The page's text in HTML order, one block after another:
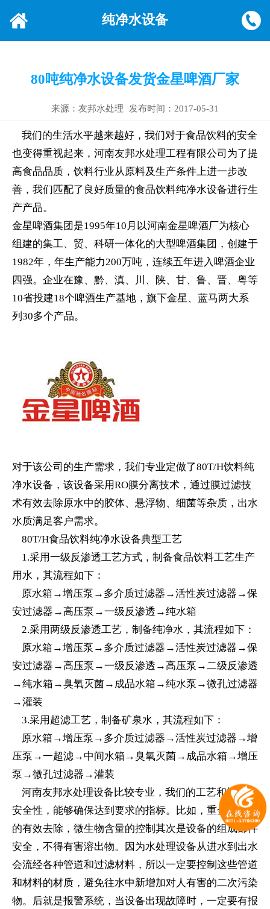
纯净水设备
80吨纯净水设备发货金星啤酒厂家
来源：友邦水处理 发布时间：2017-05-31
我们的生活水平越来越好，我们对于食品饮料的安全
也变得重视起来，河南友邦水处理工程有限公司为了提
高食品品质，饮料行业从原料及生产条件上进一步改
善，我们匹配了良好质量的食品饮料纯净水设备进行生
产产品。
金星啤酒集团是1995年10月以河南金星啤酒厂为核心
组建的集工、贸、科研一体化的大型啤酒集团，创建于
1982年，年生产能力200万吨，连续五年进入啤酒企业
四强。企业在豫、黔、滇、川、陕、甘、鲁、晋、粤等
10省投建18个啤酒生产基地，旗下金星、蓝马两大系
列30多个产品。
对于该公司的生产需求，我们专业定做了80T/H饮料纯
净水设备，该设备采用RO膜分离技术，通过膜过滤技
术有效去除原水中的胶体、悬浮物、细菌等杂质，出水
水质满足客户需求。
80T/H食品饮料纯净水设备典型工艺
1.采用一级反渗透工艺方式，制备食品饮料工艺生产
用水，其流程如下：
原水箱→增压泵→多介质过滤器→活性炭过滤器→保
安过滤器→高压泵→一级反渗透→纯水箱
2.采用两级反渗透工艺，制备纯净水，其流程如下：
原水箱→增压泵→多介质过滤器→活性炭过滤器→保
安过滤器→高压泵→一级反渗透→高压泵→二级反渗透
→纯水箱→臭氧灭菌→成品水箱→纯水泵→微孔过滤器
→灌装
3.采用超滤工艺，制备矿泉水，其流程如下：
原水箱→增压泵→多介质过滤器→活性炭过滤器→增
压泵→一超滤→中间水箱→臭氧灭菌→成品水箱→增压
泵→微孔过滤器→灌装
河南友邦水处理设备比较专业，我们的工艺和技术的
安全性，能够确保达到要求的指标。比如，重金属离子
的有效去除，微生物含量的控制其次是设备的组成部件
安全，不得有害溶出物。因为水处理设备从进水到出水
会流经各种管道和过滤材料，所以一定要控制这些管道
和材料的材质，避免往水中新增加对人有害的二次污染
物。后就是报警系统，当设备出现故障时，一定要有报